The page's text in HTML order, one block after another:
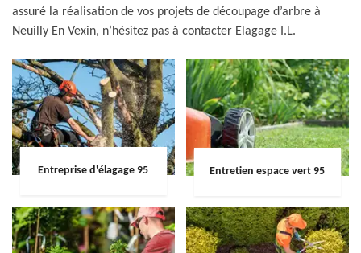
assuré la réalisation de vos projets de découpage d’arbre à
Neuilly En Vexin, n’hésitez pas à contacter Elagage I.L.
Entreprise d'élagage 95 Entretien espace vert 95